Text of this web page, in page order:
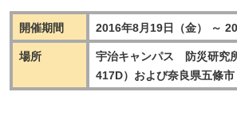
開催期間 2016年8月19日（金） ～
場所
宇治キャンパス 防災研究
417D）および奈良県五條市